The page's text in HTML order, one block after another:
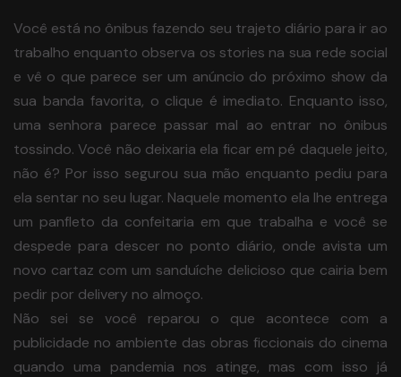
Você está no ônibus fazendo seu trajeto diário para ir ao
trabalho enquanto observa os stories na sua rede social
e vê o que parece ser um anúncio do próximo show da
sua banda favorita, o clique é imediato. Enquanto isso,
uma senhora parece passar mal ao entrar no ônibus
tossindo. Você não deixaria ela ficar em pé daquele jeito,
não é? Por isso segurou sua mão enquanto pediu para
ela sentar no seu lugar. Naquele momento ela lhe entrega
um panfleto da confeitaria em que trabalha e você se
despede para descer no ponto diário, onde avista um
novo cartaz com um sanduíche delicioso que cairia bem
pedir por delivery no almoço.
Não sei se você reparou o que acontece com a
publicidade no ambiente das obras ficcionais do cinema
quando uma pandemia nos atinge, mas com isso já